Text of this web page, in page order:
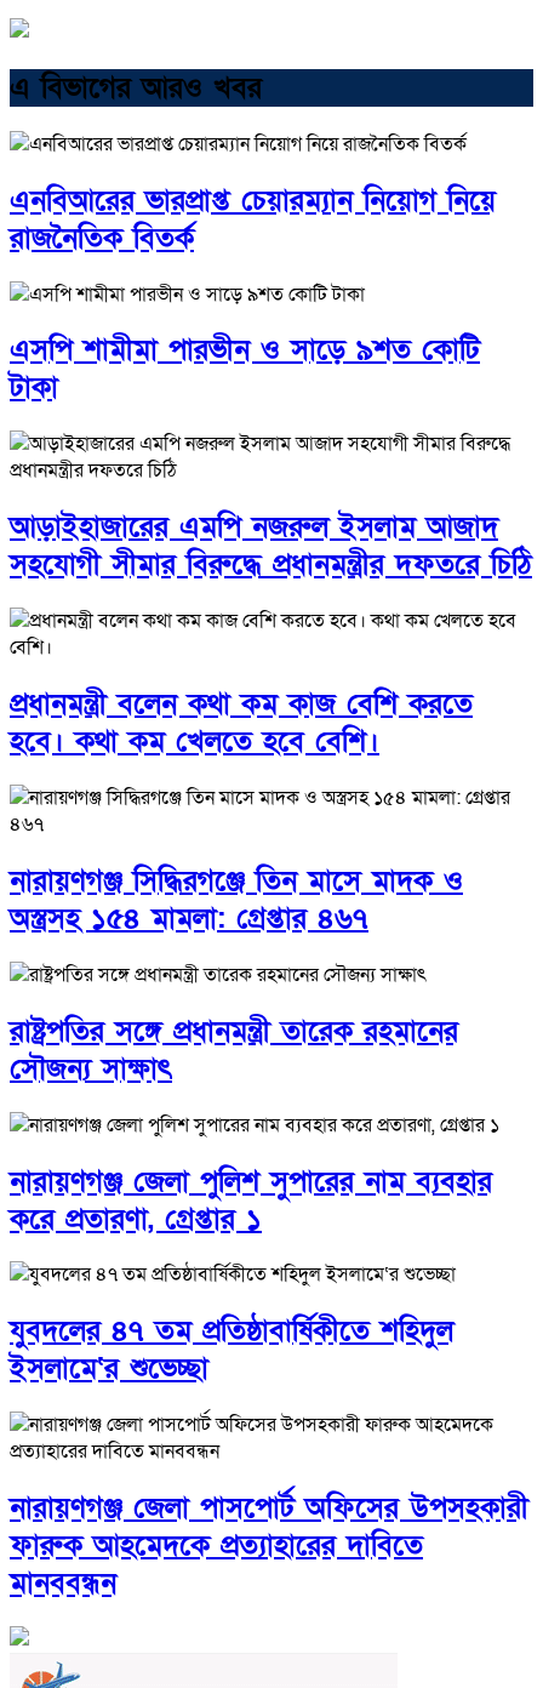
এ বিভাগের আরও খবর
এনবিআরের ভারপ্রাপ্ত চেয়ারম্যান নিয়োগ নিয়ে
রাজনৈতিক বিতর্ক
এসপি শামীমা পারভীন ও সাড়ে ৯শত কোটি
টাকা
আড়াইহাজারের এমপি নজরুল ইসলাম আজাদ
সহযোগী সীমার বিরুদ্ধে প্রধানমন্ত্রীর দফতরে চিঠি
প্রধানমন্ত্রী বলেন কথা কম কাজ বেশি করতে
হবে। কথা কম খেলতে হবে বেশি।
নারায়ণগঞ্জ সিদ্ধিরগঞ্জে তিন মাসে মাদক ও
অস্ত্রসহ ১৫৪ মামলা: গ্রেপ্তার ৪৬৭
রাষ্ট্রপতির সঙ্গে প্রধানমন্ত্রী তারেক রহমানের
সৌজন্য সাক্ষাৎ
নারায়ণগঞ্জ জেলা পুলিশ সুপারের নাম ব্যবহার
করে প্রতারণা, গ্রেপ্তার ১
যুবদলের ৪৭ তম প্রতিষ্ঠাবার্ষিকীতে শহিদুল
ইসলামে‘র শুভেচ্ছা
নারায়ণগঞ্জ জেলা পাসপোর্ট অফিসের উপসহকারী
ফারুক আহমেদকে প্রত্যাহারের দাবিতে
মানববন্ধন